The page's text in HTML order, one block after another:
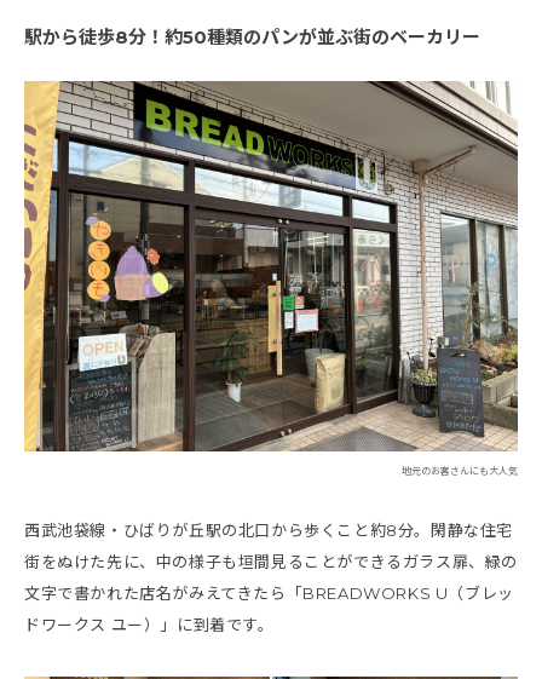
駅から徒歩8分！約50種類のパンが並ぶ街のベーカリー
地元のお客さんにも大人気
西武池袋線・ひばりが丘駅の北口から歩くこと約8分。閑静な住宅
街をぬけた先に、中の様子も垣間見ることができるガラス扉、緑の
文字で書かれた店名がみえてきたら「BREADWORKS U（ブレッ
ドワークス ユー）」に到着です。